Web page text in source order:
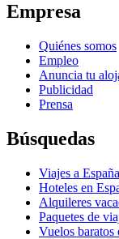
Empresa
Quiénes somos
Empleo
Anuncia tu
Publicidad
Prensa
Búsquedas
Viajes a España
Hoteles en
Alquileres
Paquetes de
Vuelos baratos